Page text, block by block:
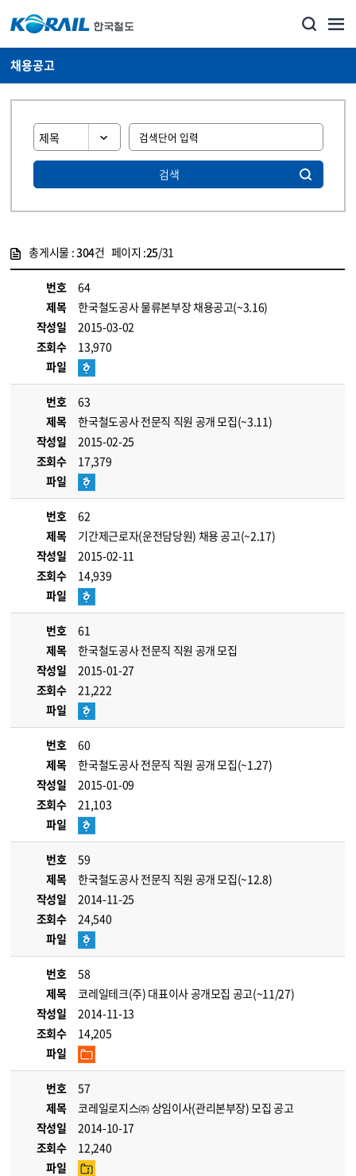
채용공고
검색
총게시물 :304건 페이지 :25/31
번호
64
제목
한국철도공사 물류본부장 채용공고(~3.16)
작성일
2015-03-02
조회수
13,970
파일
번호
63
제목
한국철도공사 전문직 직원 공개 모집(~3.11)
작성일
2015-02-25
조회수
17,379
파일
번호
62
제목
기간제근로자(운전담당원) 채용 공고(~2.17)
작성일
2015-02-11
조회수
14,939
파일
번호
61
제목
한국철도공사 전문직 직원 공개 모집
작성일
2015-01-27
조회수
21,222
파일
번호
60
제목
한국철도공사 전문직 직원 공개 모집(~1.27)
작성일
2015-01-09
조회수
21,103
파일
번호
59
제목
한국철도공사 전문직 직원 공개 모집(~12.8)
작성일
2014-11-25
조회수
24,540
파일
번호
58
제목
코레일테크(주) 대표이사 공개모집 공고(~11/27)
작성일
2014-11-13
조회수
14,205
파일
번호
57
제목
코레일로지스㈜ 상임이사(관리본부장) 모집 공고
작성일
2014-10-17
조회수
12,240
파일